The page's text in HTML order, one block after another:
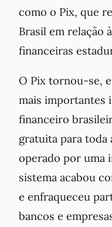
como o Pix, que
Brasil em relação
financeiras
O Pix tornou-se,
mais importantes
financeiro
gratuita para toda
operado por uma
sistema acabou
e enfraqueceu
bancos e